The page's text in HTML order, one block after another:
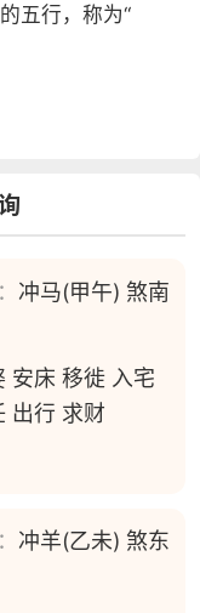
五行，称为“
冲马(甲午) 煞南
安床 移徙 入宅
出行 求财
冲羊(乙未) 煞东